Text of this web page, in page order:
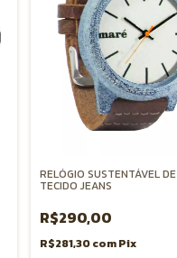
RELÓGIO SUSTENTÁVEL DE
TECIDO JEANS
R$290,00
R$281,30comPix